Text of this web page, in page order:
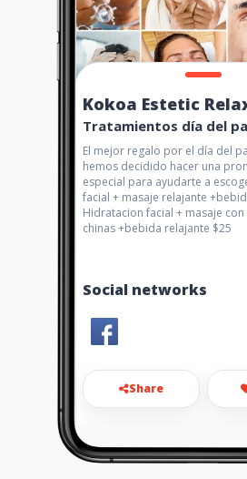
Kokoa Estetic
Tratamientos día del
El mejor regalo por el día del
hemos decidido hacer una
especial para ayudarte a
facial + masaje relajante
Hidratacion facial + masaje
chinas +bebida relajante $25
Social networks
Share
elizagui-